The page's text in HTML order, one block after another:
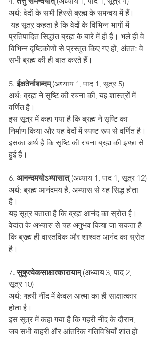
अर्थ: वेदों के सभी हिस्से ब्रह्म के समन्वय में हैं।
यह सूत्र कहता है कि वेदों के विभिन्न भागों में
प्रतिपादित सिद्धांत ब्रह्म के बारे में ही हैं। भले ही वे
विभिन्न दृष्टिकोणों से प्रस्तुत किए गए हों, अंततः वे
सभी ब्रह्म की ही बात करते हैं।
5. ईक्षतेर्नाशब्दम् (अध्याय 1, पाद 1, सूत्र 5)
अर्थ: ब्रह्म ने सृष्टि की रचना की, यह शास्त्रों में
वर्णित है।
इस सूत्र में कहा गया है कि ब्रह्म ने सृष्टि का
निर्माण किया और यह वेदों में स्पष्ट रूप से वर्णित है।
इसका अर्थ है कि सृष्टि की रचना ब्रह्म की इच्छा से
हुई है।
6. आनन्दमयोऽभ्यासात् (अध्याय 1, पाद 1, सूत्र 12)
अर्थ: ब्रह्म आनंदमय है, अभ्यास से यह सिद्ध होता
है।
यह सूत्र बताता है कि ब्रह्म आनंद का स्रोत है।
वेदांत के अभ्यास से यह अनुभव किया जा सकता है
कि ब्रह्म ही वास्तविक और शाश्वत आनंद का स्रोत
है।
7. सुषुप्त्येकसाक्षात्कारायाम् (अध्याय 3, पाद 2,
सूत्र 10)
अर्थ: गहरी नींद में केवल आत्मा का ही साक्षात्कार
होता है।
इस सूत्र में कहा गया है कि गहरी नींद के दौरान,
जब सभी बाहरी और आंतरिक गतिविधियाँ शांत हो